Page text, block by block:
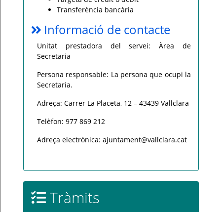
Transferència bancària
Informació de contacte
Unitat prestadora del servei: Àrea de
Secretaria
Persona responsable: La persona que ocupi la
Secretaria.
Adreça: Carrer La Placeta, 12 – 43439 Vallclara
Telèfon: 977 869 212
Adreça electrònica: ajuntament@vallclara.cat
Tràmits